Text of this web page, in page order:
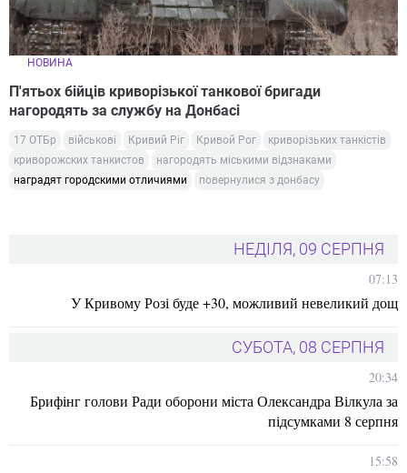
НОВИНА
П'ятьох бійців криворізької танкової бригади
нагородять за службу на Донбасі
17 ОТБр військові Кривий Ріг Кривой Рог
криворізьких танкістів
криворожских танкистов
нагородять міськими відзнаками
наградят городскими отличиями
повернулися з донбасу
НЕДІЛЯ, 09 СЕРПНЯ
07:13
У Кривому Розі буде +30, можливий невеликий дощ
СУБОТА, 08 СЕРПНЯ
20:34
Брифінг голови Ради оборони міста Олександра Вілкула за
підсумками 8 серпня
15:58